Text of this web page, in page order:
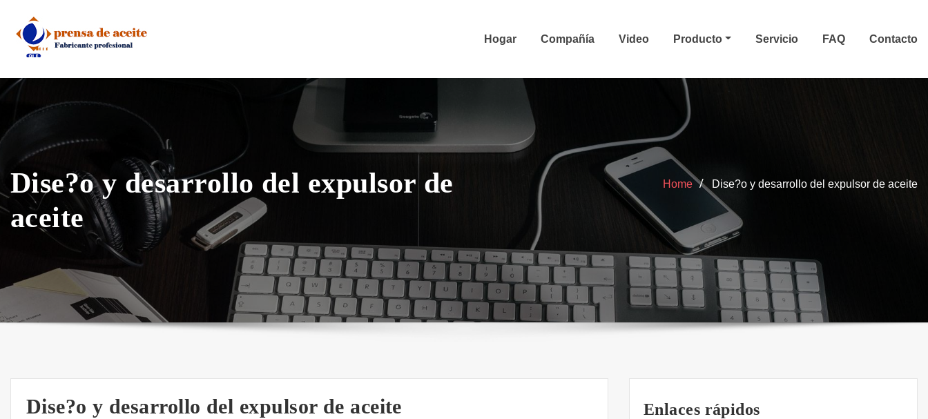
content
Hogar Compañía Video Producto Servicio FAQ Contacto
Dise?o y desarrollo del expulsor de
aceite
Home Dise?o y desarrollo del expulsor de aceite
Dise?o y desarrollo del expulsor de aceite Enlaces rápidos